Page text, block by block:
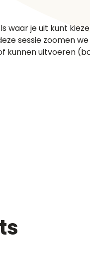
je uit kunt
sessie zoomen
kunnen uitvoeren